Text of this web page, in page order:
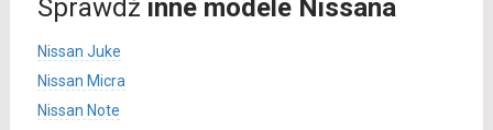
Sprawdź inne modele Nissana
Nissan Juke
Nissan Micra
Nissan Note